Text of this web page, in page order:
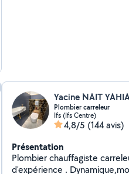
Yacine NAIT
Plombier carreleur
Ifs (Ifs Centre)
4,8/5 (144 avis)
Présentation
Plombier chauffagiste
d'expérience .